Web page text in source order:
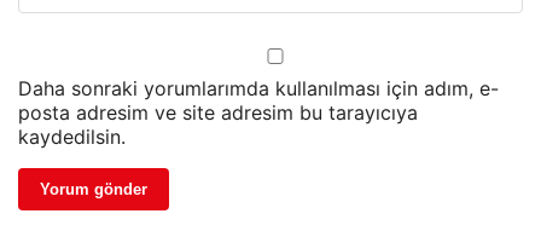
Daha sonraki yorumlarımda kullanılması için adım, e-
posta adresim ve site adresim bu tarayıcıya
kaydedilsin.